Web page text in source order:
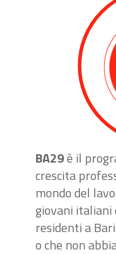
BA29è il
crescita
mondo del
giovani
residenti a
o che non